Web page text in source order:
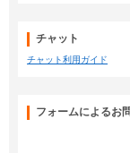
チャット
チャット利用ガイド
フォームによるお